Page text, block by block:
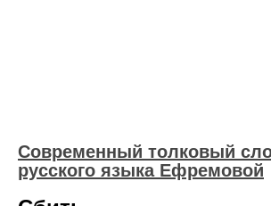
Современный толковый
русского языка Ефремовой